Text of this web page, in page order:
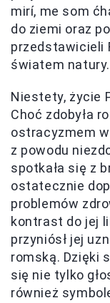
mirí, me som
do ziemi oraz
przedstawicieli
światem natury.
Niestety, życie
Choć zdobyła
ostracyzmem
z powodu
spotkała się z
ostatecznie
problemów
kontrast do jej
przyniósł jej
romską. Dzięki
się nie tylko
również